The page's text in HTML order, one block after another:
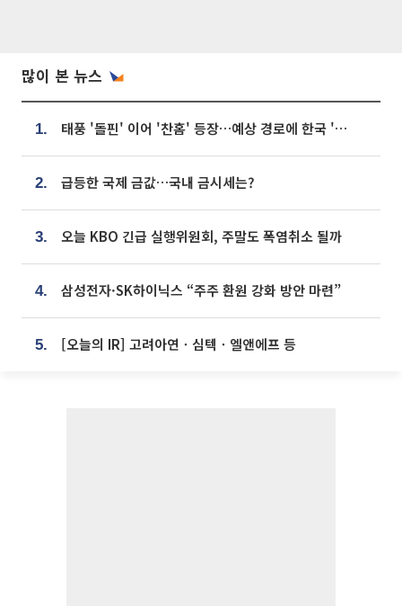
많이 본 뉴스
1. 태풍 '돌핀' 이어 '찬홈' 등장…예상 경로에 한국 '한숨'
2. 급등한 국제 금값…국내 금시세는?
3. 오늘 KBO 긴급 실행위원회, 주말도 폭염취소 될까
4. 삼성전자·SK하이닉스 “주주 환원 강화 방안 마련”
5. [오늘의 IR] 고려아연ㆍ심텍ㆍ엘앤에프 등